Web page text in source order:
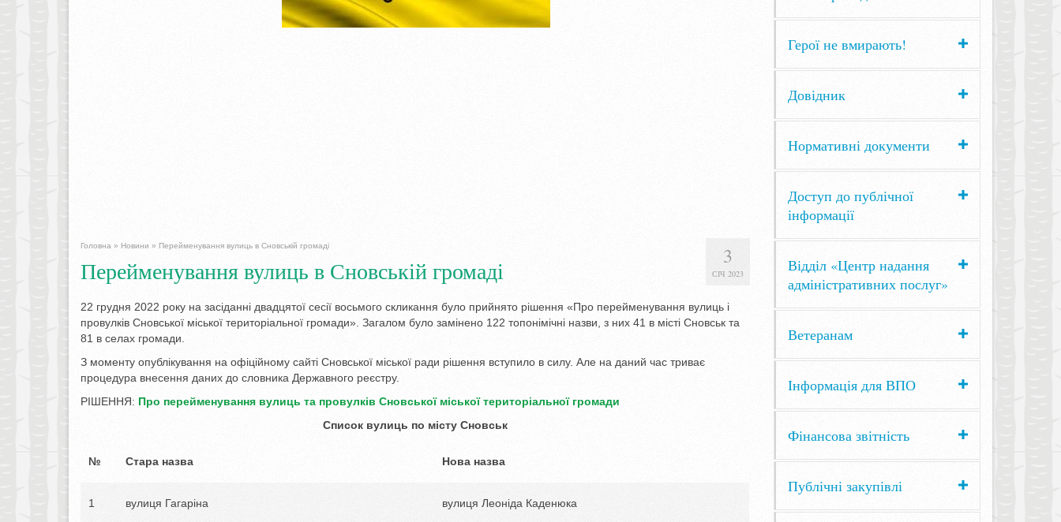
3
СІЧ 2023
Головна » Новини » Перейменування вулиць в Сновській громаді
Перейменування вулиць в Сновській громаді
22 грудня 2022 року на засіданні двадцятої сесії восьмого скликання було прийнято рішення «Про перейменування вулиць і
провулків Сновської міської територіальної громади». Загалом було замінено 122 топонімічні назви, з них 41 в місті Сновськ та
81 в селах громади.
З моменту опублікування на офіційному сайті Сновської міської ради рішення вступило в силу. Але на даний час триває
процедура внесення даних до словника Державного реєстру.
РІШЕННЯ: Про перейменування вулиць та провулків Сновської міської територіальної громади
Список вулиць по місту Сновськ
№ Стара назва Нова назва
1 вулиця Гагаріна вулиця Леоніда Каденюка
Герої не вмирають!
Довідник
Нормативні документи
Доступ до публічної
інформації
Відділ «Центр надання
адміністративних послуг»
Ветеранам
Інформація для ВПО
Фінансова звітність
Публічні закупівлі